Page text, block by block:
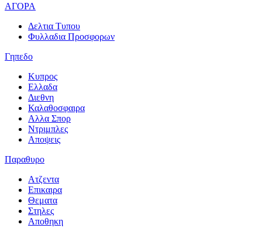
ΑΓΟΡΑ
Δελτια Τυπου
Φυλλαδια Προσφορων
Γηπεδο
Κυπρος
Ελλαδα
Διεθνη
Καλαθοσφαιρα
Αλλα Σπορ
Ντριμπλες
Αποψεις
Παραθυρο
Ατζεντα
Επικαιρα
Θεματα
Στηλες
Αποθηκη